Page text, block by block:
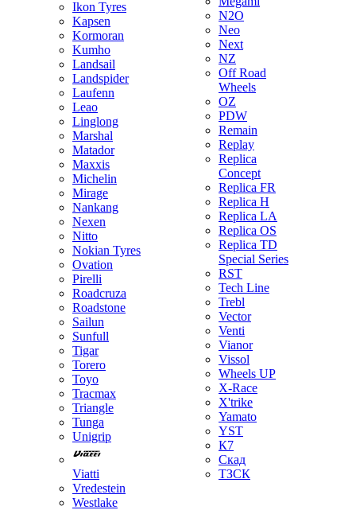
Ikon Tyres
Kapsen
Kormoran
Kumho
Landsail
Landspider
Laufenn
Leao
Linglong
Marshal
Matador
Maxxis
Michelin
Mirage
Nankang
Nexen
Nitto
Nokian Tyres
Ovation
Pirelli
Roadcruza
Roadstone
Sailun
Sunfull
Tigar
Torero
Toyo
Tracmax
Triangle
Tunga
Unigrip
Viatti
Vredestein
Westlake
N2O
Neo
Next
NZ
Off Road
Wheels
OZ
PDW
Remain
Replay
Replica
Concept
Replica FR
Replica H
Replica LA
Replica OS
Replica TD
Special Series
RST
Tech Line
Trebl
Vector
Venti
Vianor
Vissol
Wheels UP
X-Race
X'trike
Yamato
YST
К7
Скад
ТЗСК